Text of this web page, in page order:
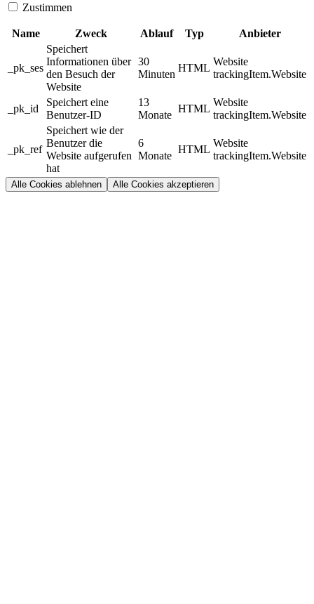
Zustimmen
Name Zweck Ablauf Typ Anbieter
_pk_ses
Speichert
Informationen über
den Besuch der
Website
30
Minuten
HTML
Website
trackingItem.Website
_pk_id
Speichert eine
Benutzer-ID
13
Monate
HTML
Website
trackingItem.Website
_pk_ref
Speichert wie der
Benutzer die
Website aufgerufen
hat
6
Monate
HTML
Website
trackingItem.Website
Alle Cookies ablehnen Alle Cookies akzeptieren